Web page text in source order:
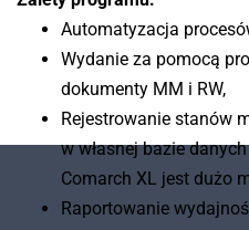
Zalety programu:
Automatyzacja
Wydanie za pomocą
dokumenty MM i RW,
Rejestrowanie stanów
w własnej bazie
Comarch XL jest dużo
Raportowanie